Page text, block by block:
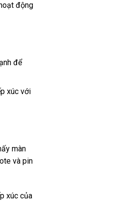
động
để
xúc với
màn
và pin
xúc của